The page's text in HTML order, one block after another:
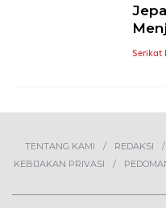
Serikat
TENTANG KAMI REDAKSI
KEBIJAKAN PRIVASI